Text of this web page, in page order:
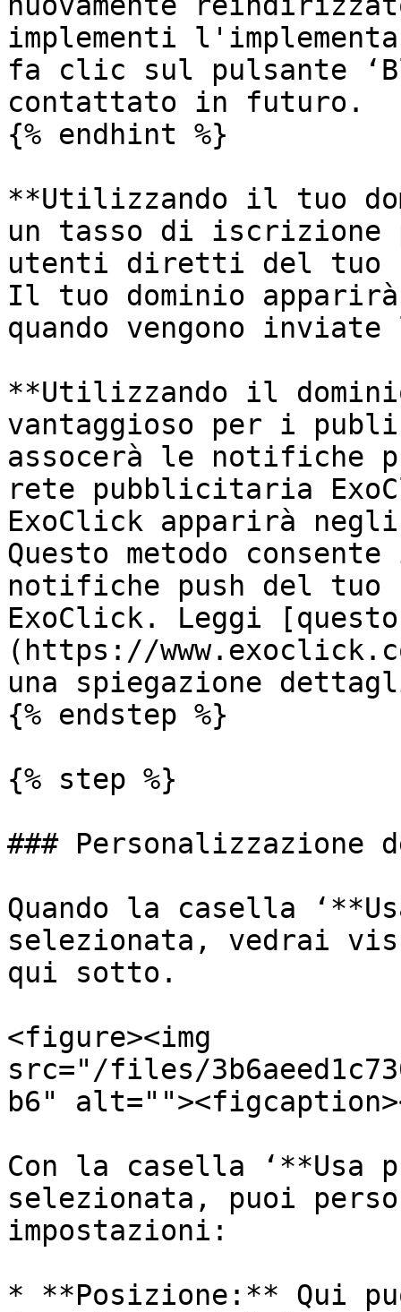
implementi
fa clic sul pulsante
contattato in futuro.
{% endhint %}
**Utilizzando il tuo
un tasso di iscrizione
utenti diretti del tuo
Il tuo dominio
quando vengono
**Utilizzando il
vantaggioso per i
assocerà le notifiche
rete pubblicitaria
ExoClick apparirà
Questo metodo
notifiche push del
ExoClick. Leggi
(https://
una spiegazione
{% endstep %}
{% step %}
### Personalizzazione
Quando la casella
selezionata, vedrai
qui sotto.
<figure><img
src="/files/
b6"
Con la casella ‘**Usa
selezionata, puoi
impostazioni:
* **Posizione:** Qui